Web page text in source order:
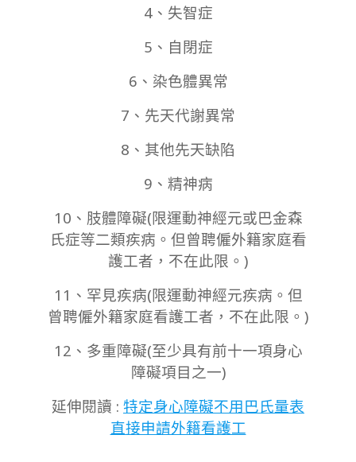
4、失智症
5、自閉症
6、染色體異常
7、先天代謝異常
8、其他先天缺陷
9、精神病
10、肢體障礙(限運動神經元或巴金森
氏症等二類疾病。但曾聘僱外籍家庭看
護工者，不在此限。)
11、罕見疾病(限運動神經元疾病。但
曾聘僱外籍家庭看護工者，不在此限。)
12、多重障礙(至少具有前十一項身心
障礙項目之一)
延伸閱讀 : 特定身心障礙不用巴氏量表
直接申請外籍看護工